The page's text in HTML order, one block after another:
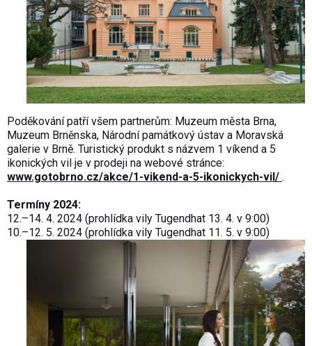
Poděkování patří všem partnerům: Muzeum města Brna,
Muzeum Brněnska, Národní památkový ústav a Moravská
galerie v Brně. Turistický produkt s názvem 1 víkend a 5
ikonických vil je v prodeji na webové stránce:
www.gotobrno.cz/akce/1-vikend-a-5-ikonickych-vil/ .
Termíny 2024:
12.–14. 4. 2024 (prohlídka vily Tugendhat 13. 4. v 9:00)
10.–12. 5. 2024 (prohlídka vily Tugendhat 11. 5. v 9:00)